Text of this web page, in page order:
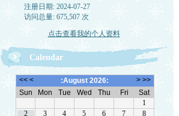
注册日期: 2024-07-27
访问总量: 675,507 次
点击查看我的个人资料
Calendar